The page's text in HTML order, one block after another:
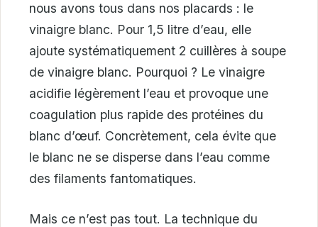
nous avons tous dans nos placards : le
vinaigre blanc. Pour 1,5 litre d’eau, elle
ajoute systématiquement 2 cuillères à soupe
de vinaigre blanc. Pourquoi ? Le vinaigre
acidifie légèrement l’eau et provoque une
coagulation plus rapide des protéines du
blanc d’œuf. Concrètement, cela évite que
le blanc ne se disperse dans l’eau comme
des filaments fantomatiques.
Mais ce n’est pas tout. La technique du